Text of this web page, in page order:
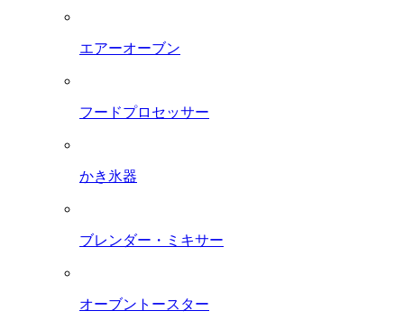
エアーオーブン
フードプロセッサー
かき氷器
ブレンダー・ミキサー
オーブントースター